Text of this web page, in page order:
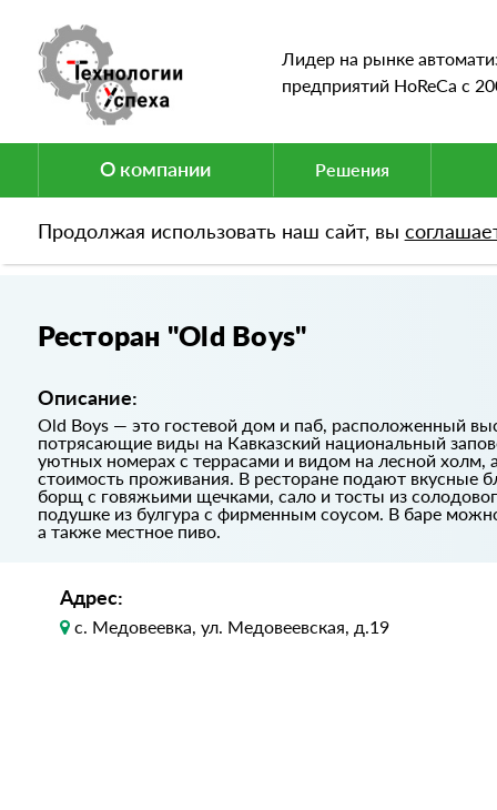
Лидер на рынке
предприятий HoReCa c
О компании Решения
Продолжая использовать наш сайт, вы
Портфолио Ресторан "Old Boys"
Ресторан "Old Boys"
Описание:
Old Boys — это гостевой дом и паб, расположенный
потрясающие виды на Кавказский национальный
уютных номерах с террасами и видом на лесной холм,
стоимость проживания. В ресторане подают вкусные
борщ с говяжьими щечками, сало и тосты из
подушке из булгура с фирменным соусом. В баре
а также местное пиво.
Адрес:
с. Медовеевка, ул. Медовеевская, д.19